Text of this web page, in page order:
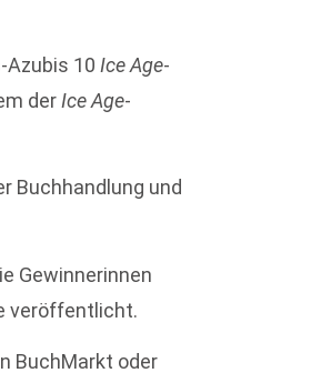
Azubis 10 Ice Age-
der Ice Age-
Buchhandlung und
Gewinnerinnen
veröffentlicht.
BuchMarkt oder